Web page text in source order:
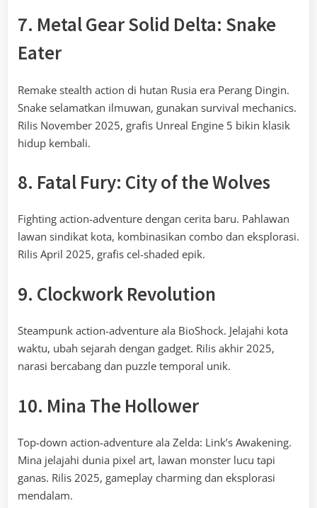
7. Metal Gear Solid Delta: Snake
Eater
Remake stealth action di hutan Rusia era Perang Dingin.
Snake selamatkan ilmuwan, gunakan survival mechanics.
Rilis November 2025, grafis Unreal Engine 5 bikin klasik
hidup kembali.
8. Fatal Fury: City of the Wolves
Fighting action-adventure dengan cerita baru. Pahlawan
lawan sindikat kota, kombinasikan combo dan eksplorasi.
Rilis April 2025, grafis cel-shaded epik.
9. Clockwork Revolution
Steampunk action-adventure ala BioShock. Jelajahi kota
waktu, ubah sejarah dengan gadget. Rilis akhir 2025,
narasi bercabang dan puzzle temporal unik.
10. Mina The Hollower
Top-down action-adventure ala Zelda: Link’s Awakening.
Mina jelajahi dunia pixel art, lawan monster lucu tapi
ganas. Rilis 2025, gameplay charming dan eksplorasi
mendalam.